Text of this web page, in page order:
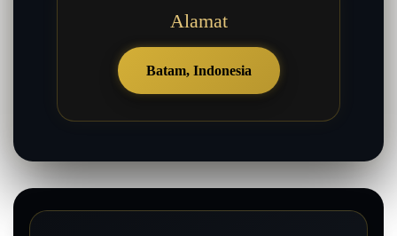
Alamat
Batam, Indonesia